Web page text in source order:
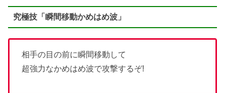
究極技「瞬間移動かめはめ波」
相手の目の前に瞬間移動して
超強力なかめはめ波で攻撃するぞ!